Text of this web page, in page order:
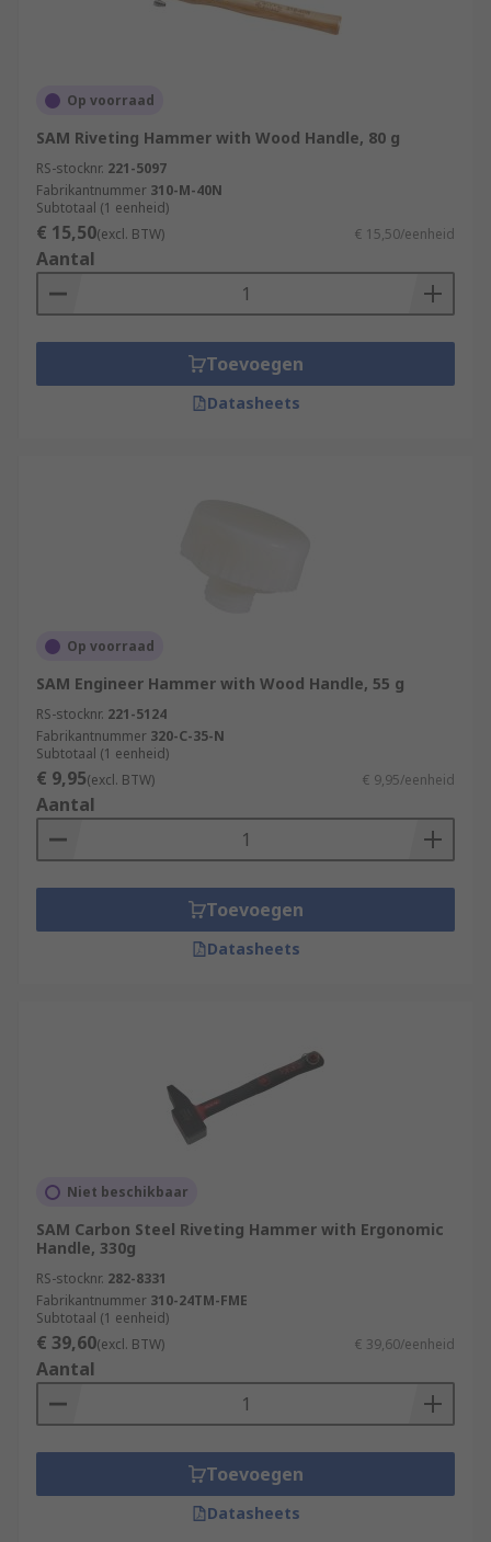
Op voorraad
SAM Riveting Hammer with Wood Handle, 80 g
RS-stocknr. 221-5097
Fabrikantnummer 310-M-40N
Subtotaal (1 eenheid)
€ 15,50(excl. BTW) € 15,50/eenheid
Aantal
Toevoegen
Datasheets
Op voorraad
SAM Engineer Hammer with Wood Handle, 55 g
RS-stocknr. 221-5124
Fabrikantnummer 320-C-35-N
Subtotaal (1 eenheid)
€ 9,95(excl. BTW) € 9,95/eenheid
Aantal
Toevoegen
Datasheets
Niet beschikbaar
SAM Carbon Steel Riveting Hammer with Ergonomic
Handle, 330g
RS-stocknr. 282-8331
Fabrikantnummer 310-24TM-FME
Subtotaal (1 eenheid)
€ 39,60(excl. BTW) € 39,60/eenheid
Aantal
Toevoegen
Datasheets